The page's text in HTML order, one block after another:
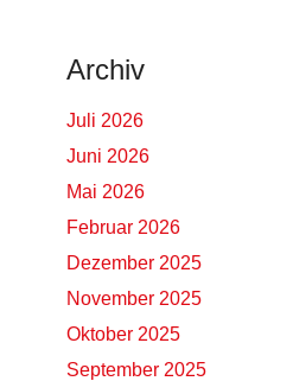
Archiv
Juli 2026
Juni 2026
Mai 2026
Februar 2026
Dezember 2025
November 2025
Oktober 2025
September 2025